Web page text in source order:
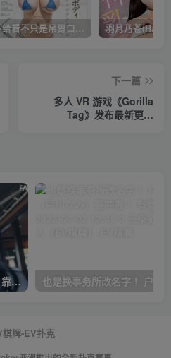
不给看不只是吊胃口！K奶的みなと羽琉(凑羽琉)原来是无码妹「水原圣子」？【EV棋牌】
下一篇
多人 VR 游戏《Gorilla
Tag》发布最新更新
[SSIS-685]河北彩花解禁！ 靠这支作品再拿下销售冠军！ 有意思吧 2023-03-30 14:25 0 三条猫娱乐达人【EV棋牌】
棋牌-EV扑克